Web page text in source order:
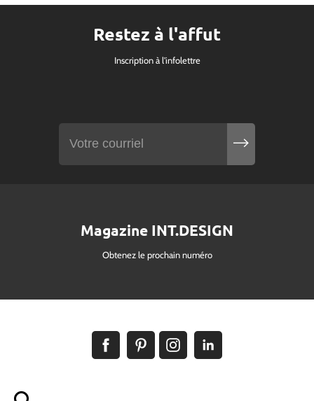
Restez à l'affut
Inscription à l'infolettre
Magazine INT.DESIGN
Obtenez le prochain numéro